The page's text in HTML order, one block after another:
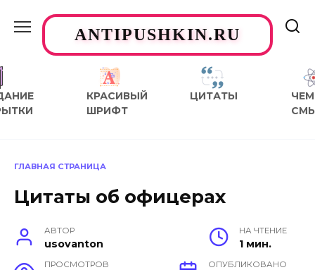
содержаниюANTIPUSHKIN.RU
КРАСИВЫЙ
ШРИФТ
ЦИТАТЫ
ЧЕМ
ГЛАВНАЯ СТРАНИЦА
Цитаты об офицерах
АВТОР
usovanton
НА ЧТЕНИЕ
1 мин.
ПРОСМОТРОВ ОПУБЛИКОВАНО